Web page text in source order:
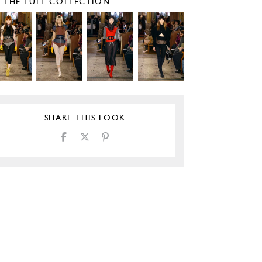
THE FULL COLLECTION
SHARE THIS LOOK